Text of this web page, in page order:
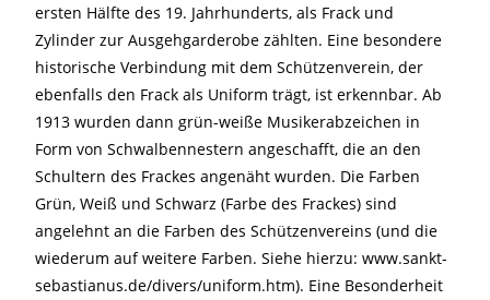
ersten Hälfte des 19. Jahrhunderts, als Frack und
Zylinder zur Ausgehgarderobe zählten. Eine besondere
historische Verbindung mit dem Schützenverein, der
ebenfalls den Frack als Uniform trägt, ist erkennbar. Ab
1913 wurden dann grün-weiße Musikerabzeichen in
Form von Schwalbennestern angeschafft, die an den
Schultern des Frackes angenäht wurden. Die Farben
Grün, Weiß und Schwarz (Farbe des Frackes) sind
angelehnt an die Farben des Schützenvereins (und die
wiederum auf weitere Farben. Siehe hierzu: www.sankt-
sebastianus.de/divers/uniform.htm). Eine Besonderheit